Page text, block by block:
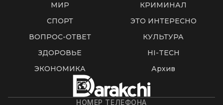
МИР
КРИМИНАЛ
СПОРТ
ЭТО ИНТЕРЕСНО
ВОПРОС-ОТВЕТ
КУЛЬТУРА
ЗДОРОВЬЕ
HI-TECH
ЭКОНОМИКА
Архив
НОМЕР ТЕЛЕФОНА